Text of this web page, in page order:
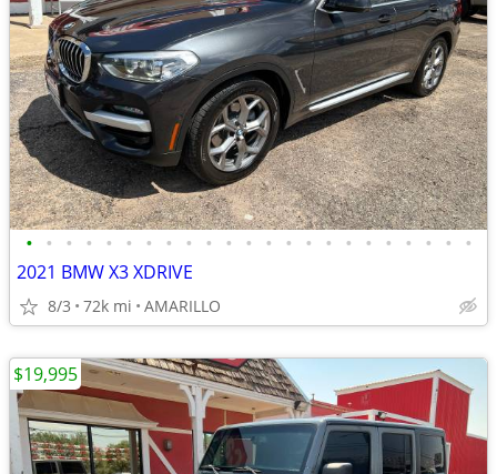
• • • • • • • • • • • • • • • • • • • • • • •
2021 BMW X3 XDRIVE
8/3 72k mi AMARILLO
$19,995